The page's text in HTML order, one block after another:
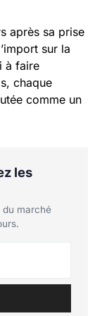
après sa prise
sur la
à faire
chaque
comme un
les
du marché